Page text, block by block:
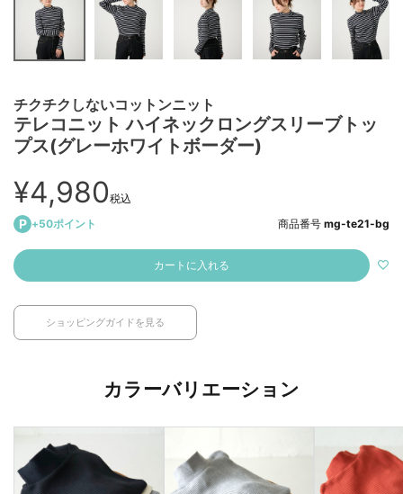
チクチクしないコットンニット
テレコニット ハイネックロングスリーブトッ
プス(グレーホワイトボーダー)
¥4,980税込
+50ポイント 商品番号 mg-te21-bg
カートに入れる
ショッピングガイドを見る
カラーバリエーション